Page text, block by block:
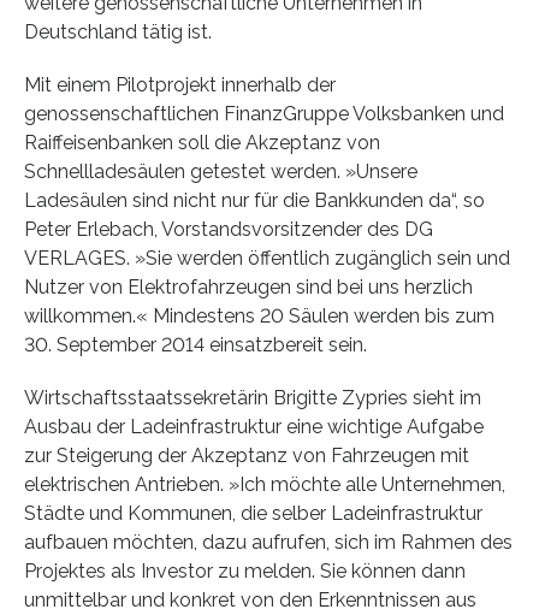
Deutschland tätig ist.
Mit einem Pilotprojekt innerhalb der
genossenschaftlichen FinanzGruppe Volksbanken und
Raiffeisenbanken soll die Akzeptanz von
Schnellladesäulen getestet werden. »Unsere
Ladesäulen sind nicht nur für die Bankkunden da“, so
Peter Erlebach, Vorstandsvorsitzender des DG
VERLAGES. »Sie werden öffentlich zugänglich sein und
Nutzer von Elektrofahrzeugen sind bei uns herzlich
willkommen.« Mindestens 20 Säulen werden bis zum
30. September 2014 einsatzbereit sein.
Wirtschaftsstaatssekretärin Brigitte Zypries sieht im
Ausbau der Ladeinfrastruktur eine wichtige Aufgabe
zur Steigerung der Akzeptanz von Fahrzeugen mit
elektrischen Antrieben. »Ich möchte alle Unternehmen,
Städte und Kommunen, die selber Ladeinfrastruktur
aufbauen möchten, dazu aufrufen, sich im Rahmen des
Projektes als Investor zu melden. Sie können dann
unmittelbar und konkret von den Erkenntnissen aus